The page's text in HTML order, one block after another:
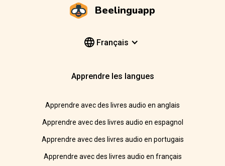
Beelinguapp
Français
Apprendre les langues
Apprendre avec des livres audio en anglais
Apprendre avec des livres audio en espagnol
Apprendre avec des livres audio en portugais
Apprendre avec des livres audio en français